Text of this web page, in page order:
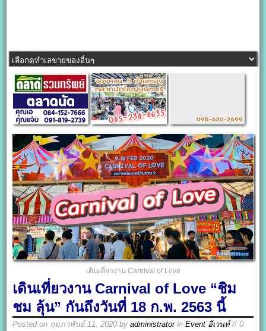
เดินเที่ยวงาน Carnival of Love
เดินเที่ยวงาน Carnival of Love “ชิม
ชม ลุ้น” กันถึงวันที่ 18 ก.พ. 2563 นี้
Posted on กุมภาพันธ์ 11, 2020 byadministratorinEvent อีเวนท์// 0